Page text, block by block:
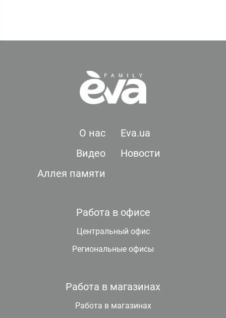
О нас
Eva.ua
Видео
Новости
Аллея памяти
Работа в офисе
Центральный офис
Региональные офисы
Работа в магазинах
Работа в магазинах